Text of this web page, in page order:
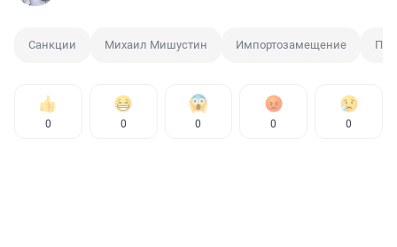
Санкции Михаил Мишустин Импортозамещение
0 0 0 0 0